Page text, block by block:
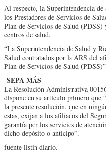
Al respecto, la Superin­tendencia
los Pres­tadores de Servicios de
Plan de Servicios de Sa­lud
centros de sa­lud.
“La Superintendencia de Salud y
Salud contra­tados por la ARS del
Plan de Servicios de Salud
SEPA MÁS
La Resolución Adminis­trativa
dispo­ne en su artículo primero que
la presen­te resolución, que en
estas, exijan a los afiliados del
garantía por los servicios de
dicho de­pósito o anticipo”.
fuente listin diario.